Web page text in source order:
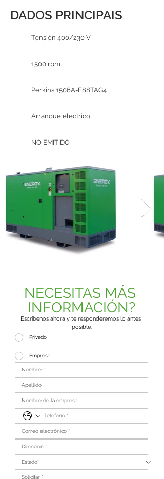
DADOS PRINCIPAIS
Tensión 400/230 V
1500 rpm
Perkins 1506A-E88TAG4
Arranque eléctrico
NO EMITIDO
NECESITAS MÁS
INFORMACIÓN?
Escríbenos ahora y te responderemos lo antes
posible.
Privado
Empresa